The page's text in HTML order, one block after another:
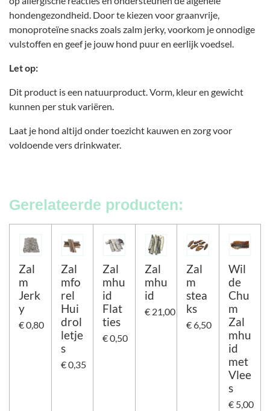
hondengezondheid. Door te kiezen voor graanvrije,
monoproteïne snacks zoals zalm jerky, voorkom je onnodige
vulstoffen en geef je jouw hond puur en eerlijk voedsel.
Let op:
Dit product is een natuurproduct. Vorm, kleur en gewicht
kunnen per stuk variëren.
Laat je hond altijd onder toezicht kauwen en zorg voor
voldoende vers drinkwater.
Gerelateerde producten:
Zal
m
Jerk
y
€ 0,80
Zal
mfo
rel
Hui
drol
letje
s
€ 0,35
Zal
mhu
id
Flat
ties
€ 0,50
Zal
mhu
id
€ 21,00
Zal
m
stea
ks
€ 6,50
Wil
de
Chu
m
Zal
mhu
id
met
Vlee
s
€ 5,00